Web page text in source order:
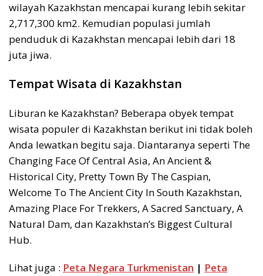
wilayah Kazakhstan mencapai kurang lebih sekitar
2,717,300 km2. Kemudian populasi jumlah
penduduk di Kazakhstan mencapai lebih dari 18
juta jiwa.
Tempat Wisata di Kazakhstan
Liburan ke Kazakhstan? Beberapa obyek tempat
wisata populer di Kazakhstan berikut ini tidak boleh
Anda lewatkan begitu saja. Diantaranya seperti The
Changing Face Of Central Asia, An Ancient &
Historical City, Pretty Town By The Caspian,
Welcome To The Ancient City In South Kazakhstan,
Amazing Place For Trekkers, A Sacred Sanctuary, A
Natural Dam, dan Kazakhstan’s Biggest Cultural
Hub.
Lihat juga : Peta Negara Turkmenistan | Peta